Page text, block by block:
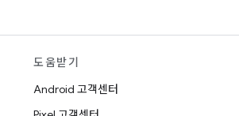
도움받기
Android 고객센터